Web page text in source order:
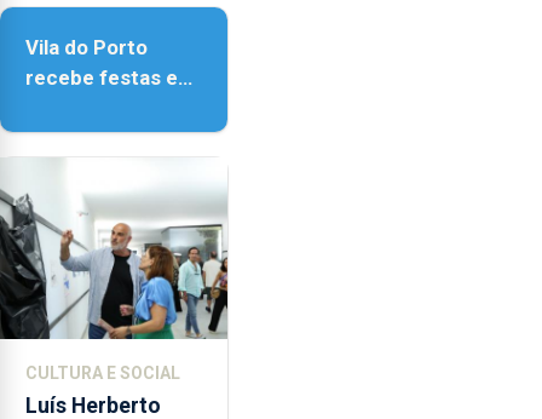
Vila do Porto
recebe festas em
Senhora da
CULTURA E SOCIAL
Luís Herberto